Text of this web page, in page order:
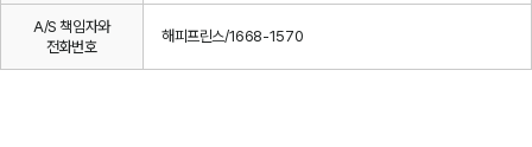
A/S 책임자와
전화번호
해피프린스/1668-1570